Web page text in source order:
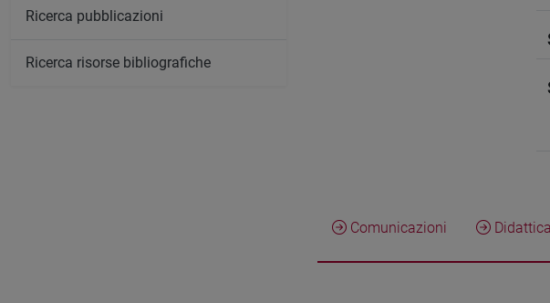
Comunicazioni Didattica
Ricerca pubblicazioni
Ricerca risorse bibliografiche